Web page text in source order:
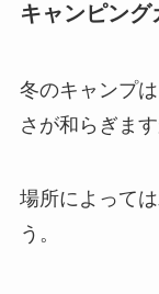
キャンピング
冬のキャンプ
さが和らぎま
場所によって
う。